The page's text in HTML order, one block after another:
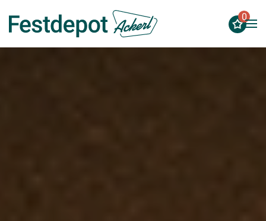
Zum Hauptinhalt springen
0